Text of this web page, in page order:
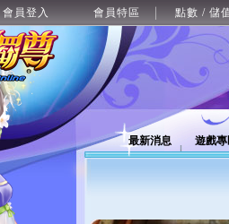
會員登入 會員特區 點數 / 儲
最新消息 遊戲